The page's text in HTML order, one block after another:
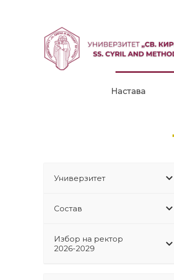
Настава
Универзитет
Состав
Избор на ректор
2026-2029